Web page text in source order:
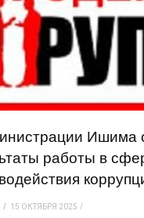
Ишима
работы в
15 ОКТЯБРЯ 2025